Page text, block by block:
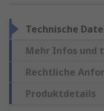
Technische
Mehr Infos und
Rechtliche
Produktdetails